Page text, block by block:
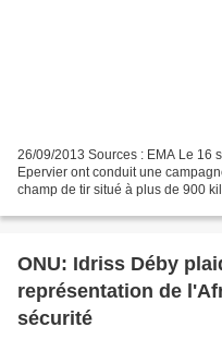
26/09/2013 Sources : EMA Le 16
Epervier ont conduit une
champ de tir situé à plus de 900
ONU: Idriss Déby
représentation de
sécurité